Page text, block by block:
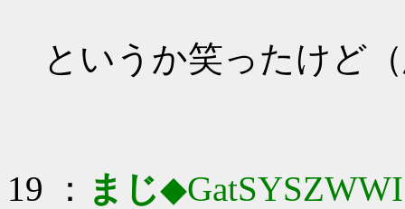
というか笑ったけど
19 ： まじ◆GatSYSZWWI